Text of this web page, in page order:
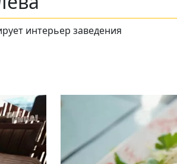
интерьер заведения